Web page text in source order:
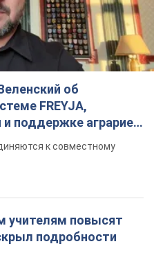
об
FREYJA,
и поддержке аграриев.
к совместному
учителям повысят
подробности